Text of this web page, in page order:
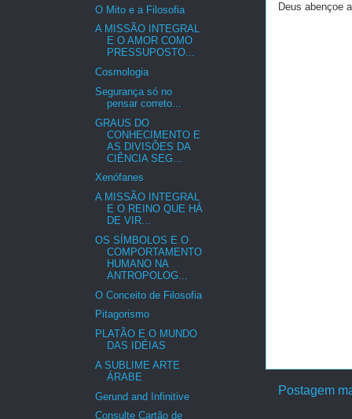
Deus abençoe
Postagem
O Mito e a Filosofia
A MISSÃO INTEGRAL
E O AMOR COMO
PRESSUPOSTO...
Cosmologia
Segurança só no
pensar correto...
GRAUS DO
CONHECIMENTO E
AS DIVISÕES DA
CIÊNCIA SEG...
Xenófanes
A MISSÃO INTEGRAL
E O REINO QUE HÁ
DE VIR...
OS SÍMBOLOS E O
COMPORTAMENTO
HUMANO NA
ANTROPOLOG...
O Conceito de Filosofia
Pitagorismo
PLATÃO E O MUNDO
DAS IDÉIAS
A SUBLIME ARTE
ÁRABE
Gerund and Infinitive
Consulte Cartão de